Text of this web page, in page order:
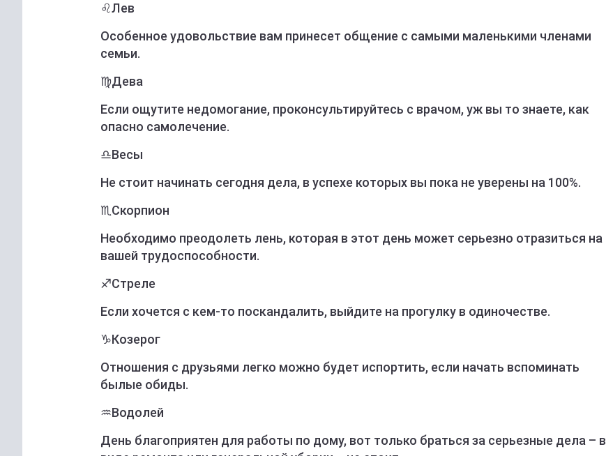
♌️Лев
Особенное удовольствие вам принесет общение с самыми маленькими членами
семьи.
♍️Дева
Если ощутите недомогание, проконсультируйтесь с врачом, уж вы то знаете, как
опасно самолечение.
♎️Весы
Не стоит начинать сегодня дела, в успехе которых вы пока не уверены на 100%.
♏️Скорпион
Необходимо преодолеть лень, которая в этот день может серьезно отразиться на
вашей трудоспособности.
♐️Стреле
Если хочется с кем-то поскандалить, выйдите на прогулку в одиночестве.
♑️Козерог
Отношения с друзьями легко можно будет испортить, если начать вспоминать
былые обиды.
♒️Водолей
День благоприятен для работы по дому, вот только браться за серьезные дела – в